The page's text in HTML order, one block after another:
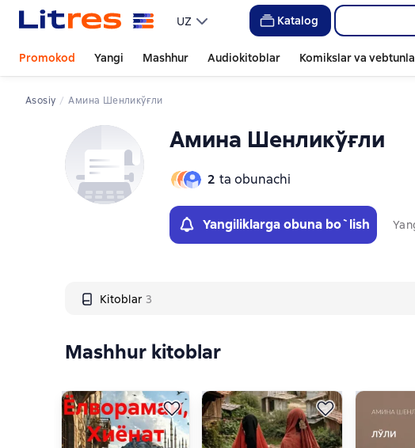
UZ Katalog
Promokod Yangi Mashhur Audiokitoblar Komikslar va
Asosiy Амина Шенликўғли
Амина Шенликўғли
2 ta obunachi
Yangiliklarga obuna bo`lish
Kitoblar 3
Слайдер с книгами
Mashhur kitoblar